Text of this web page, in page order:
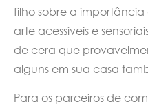
filho sobre a
arte acessíveis e
de cera que
alguns em sua casa
Para os parceiros de